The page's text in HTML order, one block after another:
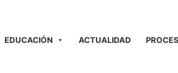
EDUCACIÓN ACTUALIDAD